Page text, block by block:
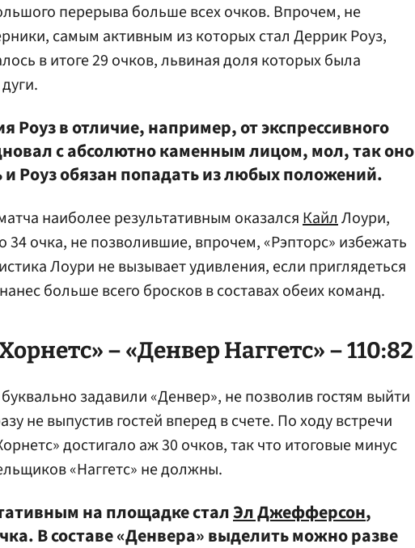
перерыва больше всех очков. Впрочем, не
самым активным из которых стал Деррик Роуз,
в итоге 29 очков, львиная доля которых была
Роуз в отличие, например, от экспрессивного
с абсолютно каменным лицом, мол, так оно
Роуз обязан попадать из любых положений.
наиболее результативным оказалсяКайлЛоури,
34 очка, не позволившие, впрочем, «Рэпторс» избежать
Лоури не вызывает удивления, если приглядеться
больше всего бросков в составах обеих команд.
– «Денвер Наггетс» – 110:82
задавили «Денвер», не позволив гостям выйти
не выпустив гостей вперед в счете. По ходу встречи
достигало аж 30 очков, так что итоговые минус
«Наггетс» не должны.
на площадке сталЭл Джефферсон,
В составе «Денвера» выделить можно разве